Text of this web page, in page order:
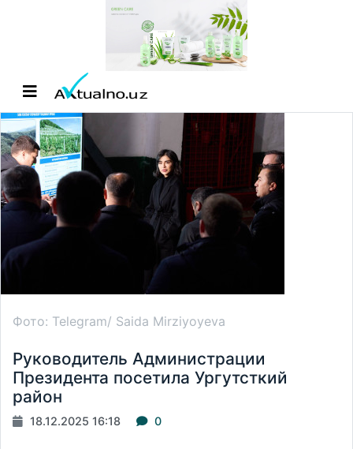
Фото: Telegram/ Saida Mirziyoyeva
Руководитель Администрации
Президента посетила Ургутсткий
район
18.12.2025 16:18 0